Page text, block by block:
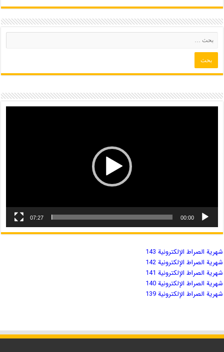
00:00
07:27
شهریة الصراط الإلكترونية 143
شهریة الصراط الإلكترونية 142
شهریة الصراط الإلكترونية 141
شهریة الصراط الإلكترونية 140
شهریة الصراط الإلكترونية 139